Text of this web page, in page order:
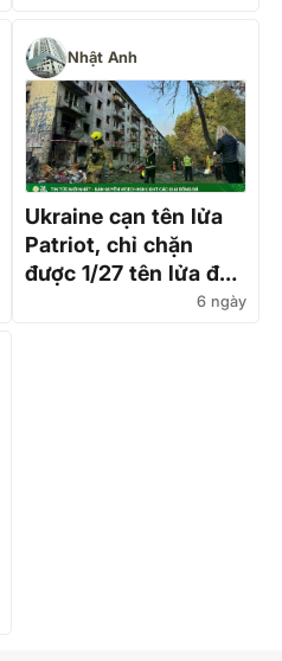
NgaNhật Anh
Ukraine cạn tên lửa
Patriot, chỉ chặn
được 1/27 tên lửa đạn
6 ngày